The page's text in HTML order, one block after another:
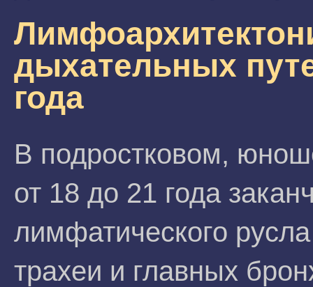
дыхательных
года
В подростковом,
от 18 до 21 года
лимфатического
трахеи и главных